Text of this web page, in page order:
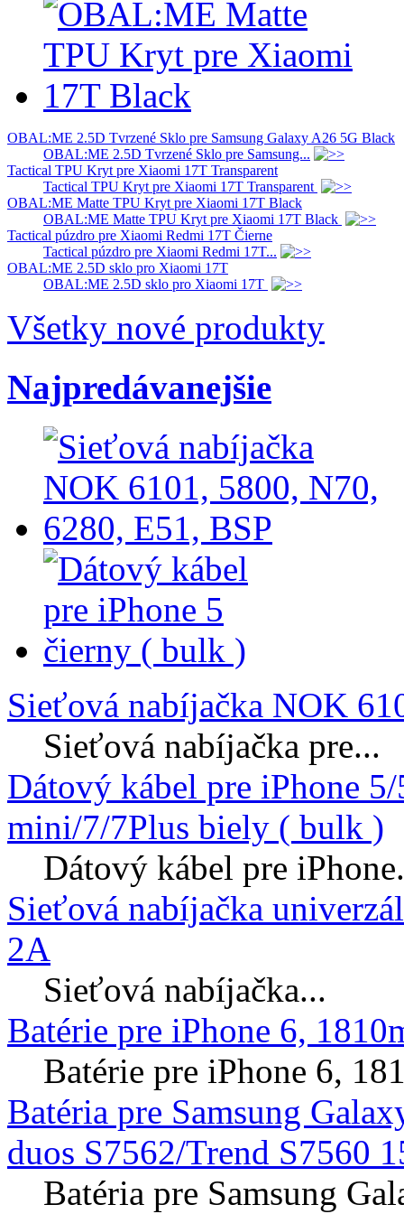
OBAL:ME 2.5D Tvrzené Sklo pre Samsung Galaxy A26 5G Black
OBAL:ME 2.5D Tvrzené Sklo pre Samsung...
Tactical TPU Kryt pre Xiaomi 17T Transparent
Tactical TPU Kryt pre Xiaomi 17T Transparent
OBAL:ME Matte TPU Kryt pre Xiaomi 17T Black
OBAL:ME Matte TPU Kryt pre Xiaomi 17T Black
Tactical púzdro pre Xiaomi Redmi 17T Čierne
Tactical púzdro pre Xiaomi Redmi 17T...
OBAL:ME 2.5D sklo pro Xiaomi 17T
OBAL:ME 2.5D sklo pro Xiaomi 17T
Všetky nové produkty
Najpredávanejšie
Sieťová nabíjačka NOK
Sieťová nabíjačka pre...
Dátový kábel pre iPhone
mini/7/7Plus biely ( bulk )
Dátový kábel pre
Sieťová nabíjačka
2A
Sieťová nabíjačka...
Batérie pre iPhone 6,
Batérie pre iPhone 6,
Batéria pre Samsung
duos S7562/Trend S7560
Batéria pre Samsung